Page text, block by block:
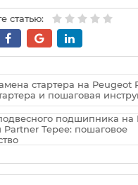
статью:
стартера на Peugeot
и пошаговая
подшипника на
Partner Tepee: пошаговое